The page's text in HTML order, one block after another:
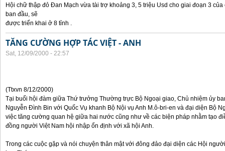
Hội chữ thập đỏ Đan Mạch vừa tài trợ khoảng 3, 5 triệu Usd cho giai đoạn 3
ban đầu, sẽ
được triển khai ở 8 tỉnh .
TĂNG CƯỜNG HỢP TÁC VIỆT - ANH
Sat, 12/09/2000 - 22:57
(Ttxvn 8/12/2000)
Tại buổi hội đàm giữa Thứ trưởng Thường trực Bộ Ngoại giao, Chủ nhiệm ủy
Nguyễn Đình Bin với Quốc Vụ khanh Bộ Nội vụ Anh M.ô-bri-en và đại diện Bộ
việc tăng cường quan hệ giữa hai nước cũng như về các biện pháp nhằm tạo
đồng người Việt Nam hội nhập ổn định với xã hội Anh.
Trong các cuộc gặp và nói chuyện thân mật với đông đảo đại diện các Hội